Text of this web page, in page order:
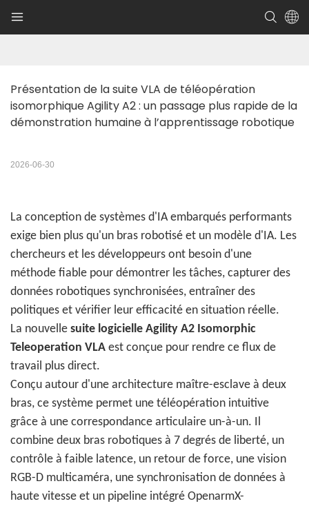
Présentation de la suite VLA de téléopération
isomorphique Agility A2 : un passage plus rapide de la
démonstration humaine à l’apprentissage robotique
2026-06-30
La conception de systèmes d'IA embarqués performants
exige bien plus qu'un bras robotisé et un modèle d'IA. Les
chercheurs et les développeurs ont besoin d'une
méthode fiable pour démontrer les tâches, capturer des
données robotiques synchronisées, entraîner des
politiques et vérifier leur efficacité en situation réelle.
La nouvelle suite logicielle Agility A2 Isomorphic
Teleoperation VLA est conçue pour rendre ce flux de
travail plus direct.
Conçu autour d'une architecture maître-esclave à deux
bras, ce système permet une téléopération intuitive
grâce à une correspondance articulaire un-à-un. Il
combine deux bras robotiques à 7 degrés de liberté, un
contrôle à faible latence, un retour de force, une vision
RGB-D multicaméra, une synchronisation de données à
haute vitesse et un pipeline intégré OpenarmX-